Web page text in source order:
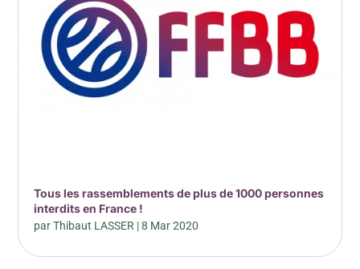
Tous les rassemblements de plus de 1000 personnes
interdits en France !
parThibaut LASSER |8 Mar 2020